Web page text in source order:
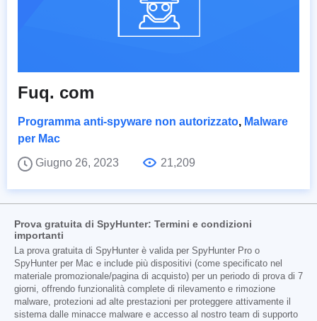
Fuq. com
Programma anti-spyware non autorizzato, Malware
per Mac
Giugno 26, 2023
21,209
Prova gratuita di SpyHunter: Termini e condizioni
importanti
La prova gratuita di SpyHunter è valida per SpyHunter Pro o
SpyHunter per Mac e include più dispositivi (come specificato nel
materiale promozionale/pagina di acquisto) per un periodo di prova di 7
giorni, offrendo funzionalità complete di rilevamento e rimozione
malware, protezioni ad alte prestazioni per proteggere attivamente il
sistema dalle minacce malware e accesso al nostro team di supporto